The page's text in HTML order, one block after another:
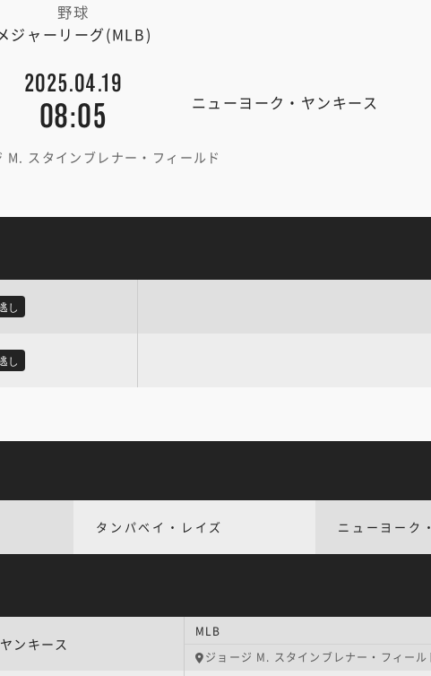
野球
ジャーリーグ(MLB)
2025.04.19
08:05 ニューヨーク・ヤンキース
M. スタインブレナー・フィールド
し
し
タンパベイ・レイズ ニューヨーク
ヤンキース
MLB
ジョージ M. スタインブレナー・フィール